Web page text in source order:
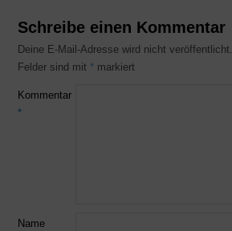
Schreibe einen Kommentar
Deine E-Mail-Adresse wird nicht veröffentlicht.
Felder sind mit * markiert
Kommentar
*
Name